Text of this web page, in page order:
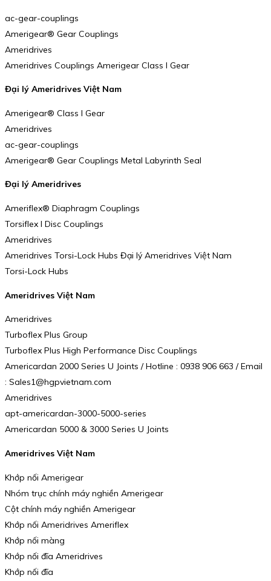
ac-gear-couplings
Amerigear® Gear Couplings
Ameridrives
Ameridrives Couplings Amerigear Class I Gear
Đại lý Ameridrives Việt Nam
Amerigear® Class I Gear
Ameridrives
ac-gear-couplings
Amerigear® Gear Couplings Metal Labyrinth Seal
Đại lý Ameridrives
Ameriflex® Diaphragm Couplings
Torsiflex I Disc Couplings
Ameridrives
Ameridrives Torsi-Lock Hubs Đại lý Ameridrives Việt Nam
Torsi-Lock Hubs
Ameridrives Việt Nam
Ameridrives
Turboflex Plus Group
Turboflex Plus High Performance Disc Couplings
Americardan 2000 Series U Joints / Hotline : 0938 906 663 / Email
: Sales1@hgpvietnam.com
Ameridrives
apt-americardan-3000-5000-series
Americardan 5000 & 3000 Series U Joints
Ameridrives Việt Nam
Khớp nối Amerigear
Nhóm trục chính máy nghiền Amerigear
Cột chính máy nghiền Amerigear
Khớp nối Ameridrives Ameriflex
Khớp nối màng
Khớp nối đĩa Ameridrives
Khớp nối đĩa